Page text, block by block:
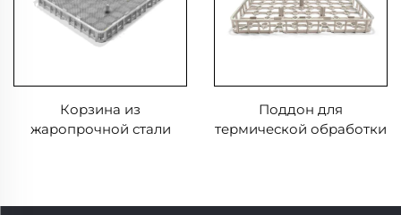
Корзина из
жаропрочной стали
Поддон для
термической обработки